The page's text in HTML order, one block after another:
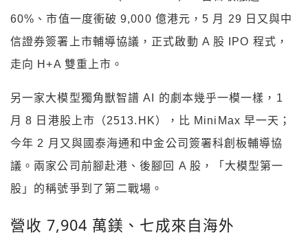
60%、市值一度衝破 9,000 億港元，5 月 29 日又與中
信證券簽署上市輔導協議，正式啟動 A 股 IPO 程式，
走向 H+A 雙重上市。
另一家大模型獨角獸智譜 AI 的劇本幾乎一模一樣，1
月 8 日港股上市（2513.HK），比 MiniMax 早一天；
今年 2 月又與國泰海通和中金公司簽署科創板輔導協
議。兩家公司前腳赴港、後腳回 A 股，「大模型第一
股」的稱號爭到了第二戰場。
營收 7,904 萬鎂、七成來自海外